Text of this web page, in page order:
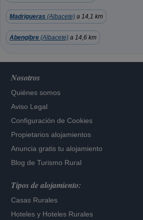
Madrigueras (Albacete) a 14,1 km
Abengibre (Albacete) a 14,6 km
Nosotros
Quiénes somos
Aviso Legal
Configuración de Cookies
Propietarios alojamientos
Anuncia gratis tu alojamiento
Blog de Turismo Rural
Tipos de alojamiento:
Casas Rurales
Hoteles y Hoteles Rurales